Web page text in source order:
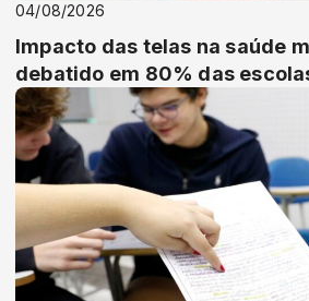
04/08/2026
Impacto das telas na saúde
debatido em 80% das